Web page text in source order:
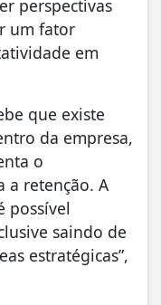
perspectivas
um fator
em
que existe
da empresa,
o
a retenção. A
possível
saindo de
estratégicas”,